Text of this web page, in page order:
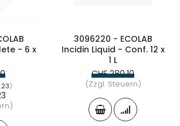
- 6 x
3096220 - ECOLAB
Incidin Liquid - Conf. 12 x
1 L
CHF 280.10
(Zzgl. Steuern)